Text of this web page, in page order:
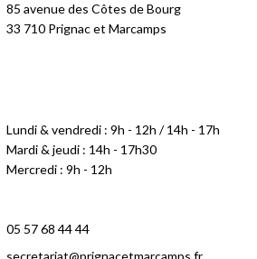
85 avenue des Côtes de Bourg
33 710 Prignac et Marcamps
Lundi & vendredi : 9h - 12h / 14h - 17h
Mardi & jeudi : 14h - 17h30
Mercredi : 9h - 12h
05 57 68 44 44